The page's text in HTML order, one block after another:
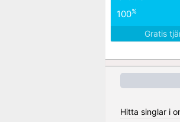
100%
Gratis
Hitta singlar i